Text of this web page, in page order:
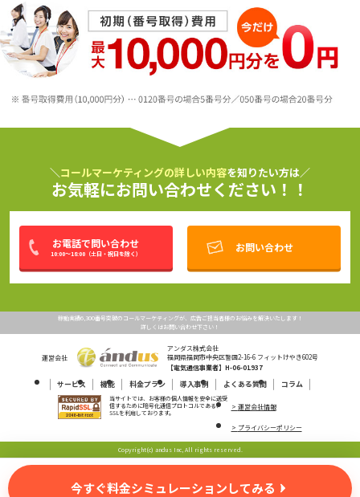
＼コールマーケティングの詳しい内容を知りたい方は／
お気軽にお問い合わせください！！
お電話で問い合わせ
10:00～18:00（土日・祝日を除く）
お問い合わせ
稼動実績6,300番号突破のコールマーケティングが、広告ご担当者様のお悩みを解決いたします！
詳しくはお問い合わせ下さい！
運営会社
アンダス株式会社
福岡県福岡市中央区警固2-16-6 フィットけやき602号
【電気通信事業者】H-06-01937
サービス 機能 料金プラン 導入事例 よくある質問 コラム
当サイトでは、お客様の個人情報を安全に送受
信するために暗号化通信プロトコルである、
SSLを利用しております。
運営会社情報
プライバシーポリシー
Copyright(c) andus Inc, All rights reserved.
今すぐ料金シミュレーションしてみる